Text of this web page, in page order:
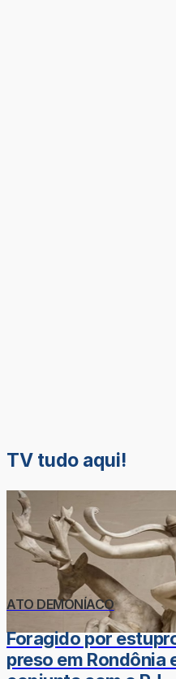
TV tudo aqui!
ATO DEMONÍACO
Foragido por
preso em Rondônia